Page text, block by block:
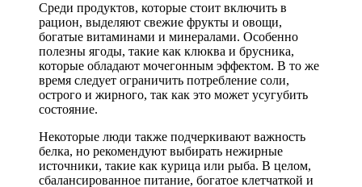
Среди продуктов, которые стоит включить в
рацион, выделяют свежие фрукты и овощи,
богатые витаминами и минералами. Особенно
полезны ягоды, такие как клюква и брусника,
которые обладают мочегонным эффектом. В то же
время следует ограничить потребление соли,
острого и жирного, так как это может усугубить
состояние.
Некоторые люди также подчеркивают важность
белка, но рекомендуют выбирать нежирные
источники, такие как курица или рыба. В целом,
сбалансированное питание, богатое клетчаткой и